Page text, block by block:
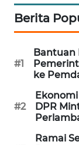
Berita
#1
Bantuan
ke
#2
DPR
Ramai
NEWS
MEDAN
NEWS
METRO
JAKARTA
NEWS